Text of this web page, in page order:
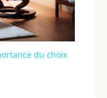
du choix